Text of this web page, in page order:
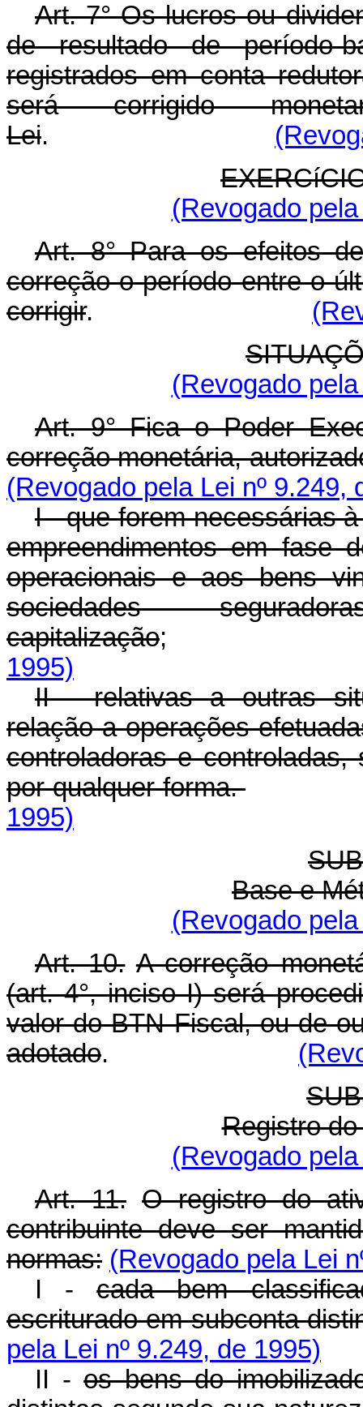
Art. 7° Os lucros ou
de resultado de período-
registrados em conta
será corrigido
Lei.
(Revogado
Art. 8° Para os efeitos
correção o período entre o
corrigir.
(Revogado
Art. 9° Fica o Poder
correção monetária,
(Revogado pela Lei nº 9.249,
I - que forem necessárias
empreendimentos em fase
operacionais e aos bens
sociedades
capitalização
1995)
II - relativas a outras
relação a operações
controladoras e
por qualquer forma.
1995)
Base e
(Revogado
Art. 10. A correção
(art. 4°, inciso I) será
valor do BTN Fiscal, ou de
adotado.
Registro
(Revogado
Art. 11. O registro do
contribuinte deve ser
normas: (Revogado pela Lei
I -cada bem
escriturado em subconta
pela Lei nº 9.249, de 1995)
II -os bens do